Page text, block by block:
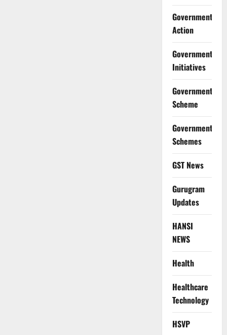
Government
Action
Government
Initiatives
Government
Scheme
Government
Schemes
GST News
Gurugram
Updates
HANSI
NEWS
Health
Healthcare
Technology
HSVP